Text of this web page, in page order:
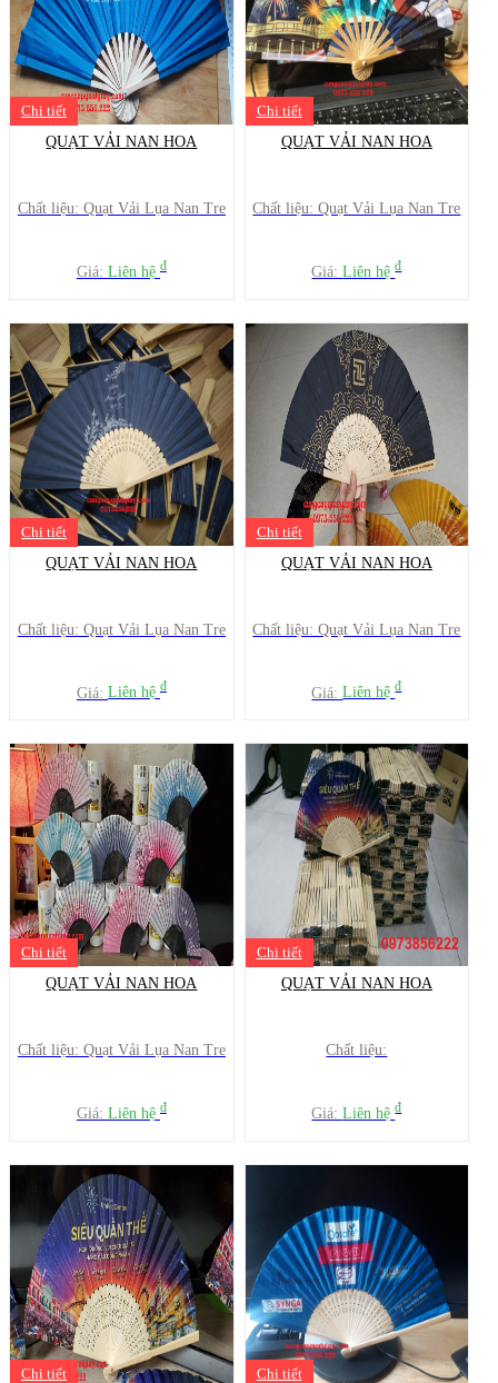
Chi tiết
QUẠT VẢI NAN HOA
Chất liệu: Quạt Vải Lụa Nan Tre
Giá: Liên hệ đ
Chi tiết
QUẠT VẢI NAN HOA
Chất liệu: Quạt Vải Lụa Nan Tre
Giá:Liên hệđ
Chi tiết
QUẠT VẢI NAN HOA
Chất liệu: Quạt Vải Lụa Nan Tre
Giá: Liên hệ đ
Chi tiết
QUẠT VẢI NAN HOA
Chất liệu: Quạt Vải Lụa Nan Tre
Giá:Liên hệđ
Chi tiết
QUẠT VẢI NAN HOA
Chất liệu: Quạt Vải Lụa Nan Tre
Giá: Liên hệ đ
Chi tiết
QUẠT VẢI NAN HOA
Chất liệu:
Giá:Liên hệđ
Chi tiết
Chi tiết